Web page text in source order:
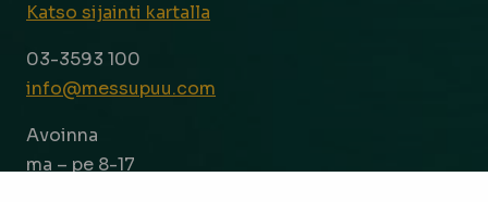
Katso sijainti kartalla
03-3593 100
info@messupuu.com
Avoinna
ma – pe 8-17